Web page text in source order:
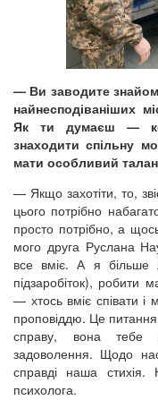
— Ви заводите
найнесподіваніших
Як ти думаєш —
знаходити спільну
мати особливий
— Якщо захотіти, то,
цього потрібно
просто потрібно, а
мого друга Руслана
все вміє. А я більше
підзаробіток), робити
— хтось вміє співати
проповіддю. Це
справу, вона тебе
задоволення. Щодо
справді наша стихія.
психолога.